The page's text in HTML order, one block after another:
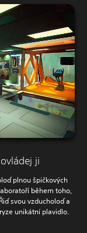
ji
plnou špičkových
během toho,
svou vzducholoď a
unikátní plavidlo.